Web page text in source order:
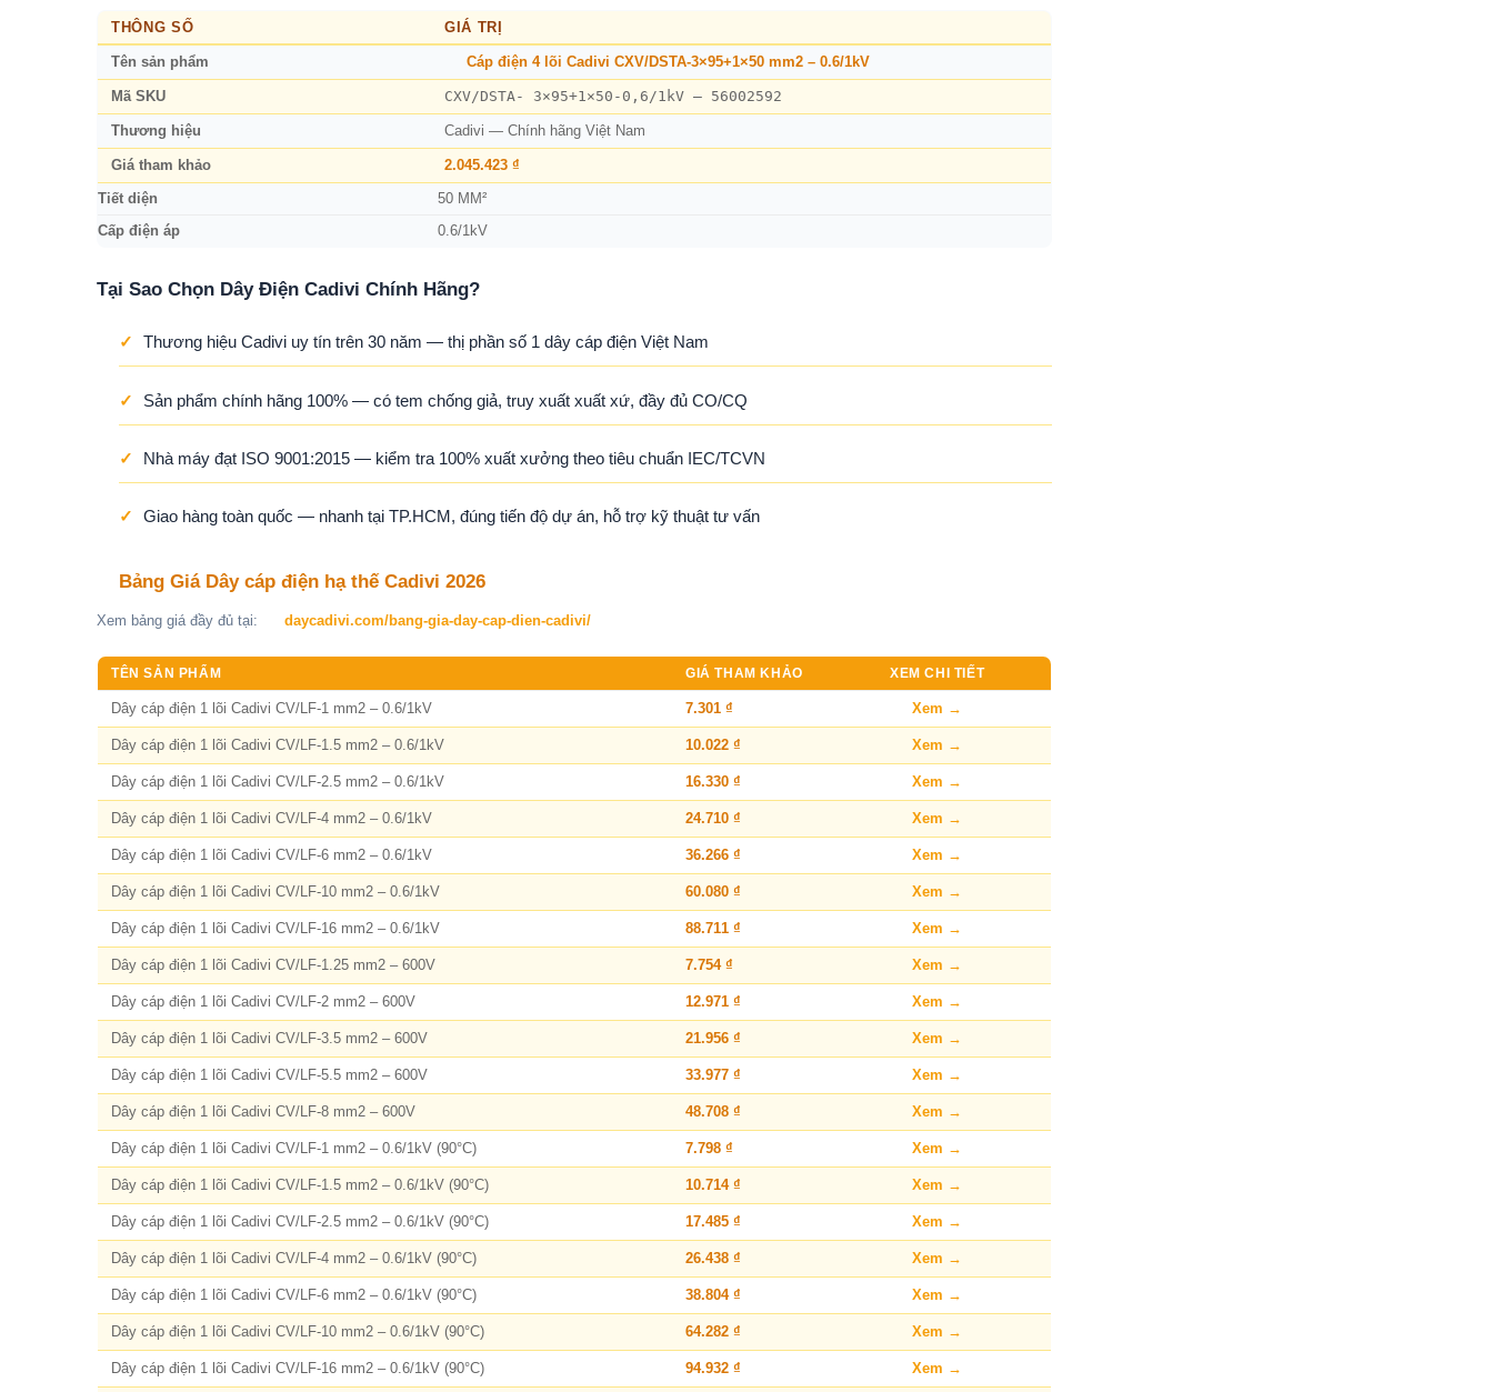
THÔNG SỐ GIÁ TRỊ
Tên sản phẩm Cáp điện 4 lõi Cadivi CXV/DSTA-3×95+1×50 mm2 – 0.6/1kV
Mã SKU CXV/DSTA- 3×95+1×50-0,6/1kV – 56002592
Thương hiệu Cadivi — Chính hãng Việt Nam
Giá tham khảo 2.045.423 ₫
Tiết diện 50 MM²
Cấp điện áp 0.6/1kV
Tại Sao Chọn Dây Điện Cadivi Chính Hãng?
✓ Thương hiệu Cadivi uy tín trên 30 năm — thị phần số 1 dây cáp điện Việt Nam
✓ Sản phẩm chính hãng 100% — có tem chống giả, truy xuất xuất xứ, đầy đủ CO/CQ
✓ Nhà máy đạt ISO 9001:2015 — kiểm tra 100% xuất xưởng theo tiêu chuẩn IEC/TCVN
✓ Giao hàng toàn quốc — nhanh tại TP.HCM, đúng tiến độ dự án, hỗ trợ kỹ thuật tư vấn
Bảng Giá Dây cáp điện hạ thế Cadivi 2026
Xem bảng giá đầy đủ tại: daycadivi.com/bang-gia-day-cap-dien-cadivi/
TÊN SẢN PHẨM GIÁ THAM KHẢO XEM CHI TIẾT
Dây cáp điện 1 lõi Cadivi CV/LF-1 mm2 – 0.6/1kV 7.301 ₫ Xem →
Dây cáp điện 1 lõi Cadivi CV/LF-1.5 mm2 – 0.6/1kV 10.022 ₫ Xem →
Dây cáp điện 1 lõi Cadivi CV/LF-2.5 mm2 – 0.6/1kV 16.330 ₫ Xem →
Dây cáp điện 1 lõi Cadivi CV/LF-4 mm2 – 0.6/1kV 24.710 ₫ Xem →
Dây cáp điện 1 lõi Cadivi CV/LF-6 mm2 – 0.6/1kV 36.266 ₫ Xem →
Dây cáp điện 1 lõi Cadivi CV/LF-10 mm2 – 0.6/1kV 60.080 ₫ Xem →
Dây cáp điện 1 lõi Cadivi CV/LF-16 mm2 – 0.6/1kV 88.711 ₫ Xem →
Dây cáp điện 1 lõi Cadivi CV/LF-1.25 mm2 – 600V 7.754 ₫ Xem →
Dây cáp điện 1 lõi Cadivi CV/LF-2 mm2 – 600V 12.971 ₫ Xem →
Dây cáp điện 1 lõi Cadivi CV/LF-3.5 mm2 – 600V 21.956 ₫ Xem →
Dây cáp điện 1 lõi Cadivi CV/LF-5.5 mm2 – 600V 33.977 ₫ Xem →
Dây cáp điện 1 lõi Cadivi CV/LF-8 mm2 – 600V 48.708 ₫ Xem →
Dây cáp điện 1 lõi Cadivi CV/LF-1 mm2 – 0.6/1kV (90°C) 7.798 ₫ Xem →
Dây cáp điện 1 lõi Cadivi CV/LF-1.5 mm2 – 0.6/1kV (90°C) 10.714 ₫ Xem →
Dây cáp điện 1 lõi Cadivi CV/LF-2.5 mm2 – 0.6/1kV (90°C) 17.485 ₫ Xem →
Dây cáp điện 1 lõi Cadivi CV/LF-4 mm2 – 0.6/1kV (90°C) 26.438 ₫ Xem →
Dây cáp điện 1 lõi Cadivi CV/LF-6 mm2 – 0.6/1kV (90°C) 38.804 ₫ Xem →
Dây cáp điện 1 lõi Cadivi CV/LF-10 mm2 – 0.6/1kV (90°C) 64.282 ₫ Xem →
Dây cáp điện 1 lõi Cadivi CV/LF-16 mm2 – 0.6/1kV (90°C) 94.932 ₫ Xem →